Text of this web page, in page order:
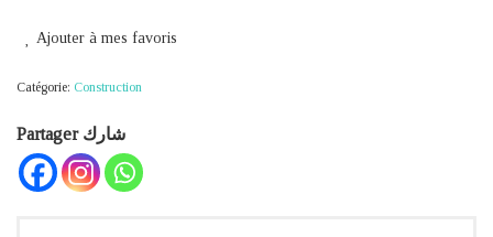
Ajouter à mes favoris
Catégorie: Construction
Partager شارك